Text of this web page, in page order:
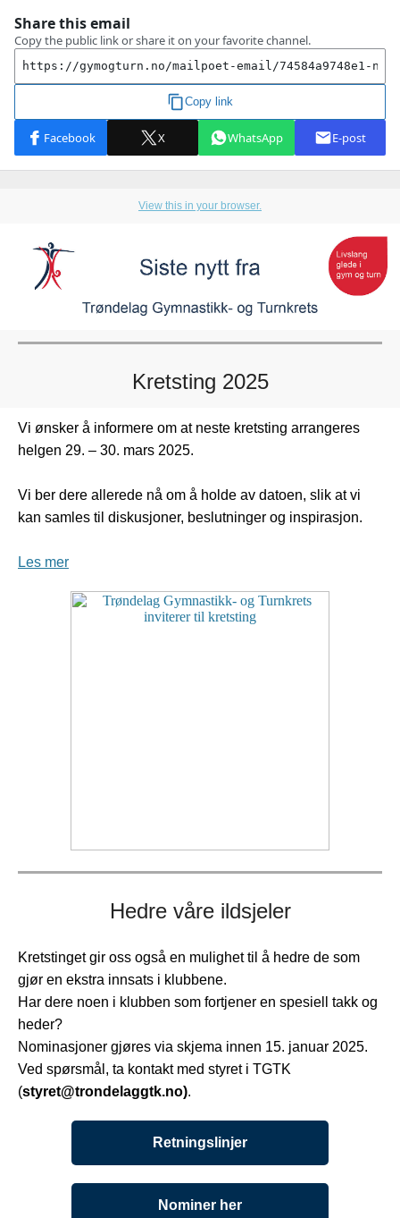
View this in your browser.
Kretsting 2025
Vi ønsker å informere om at neste kretsting arrangeres
helgen 29. – 30. mars 2025.
Vi ber dere allerede nå om å holde av datoen, slik at vi
kan samles til diskusjoner, beslutninger og inspirasjon.
Les mer
Hedre våre ildsjeler
Kretstinget gir oss også en mulighet til å hedre de som
gjør en ekstra innsats i klubbene.
Har dere noen i klubben som fortjener en spesiell takk og
heder?
Nominasjoner gjøres via skjema innen 15. januar 2025.
Ved spørsmål, ta kontakt med styret i TGTK
(styret@trondelaggtk.no).
Retningslinjer
Nominer her